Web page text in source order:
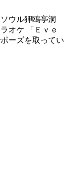
ウル狎鴎亭洞
オケ 「Ｅｖｅ
ーズを取ってい